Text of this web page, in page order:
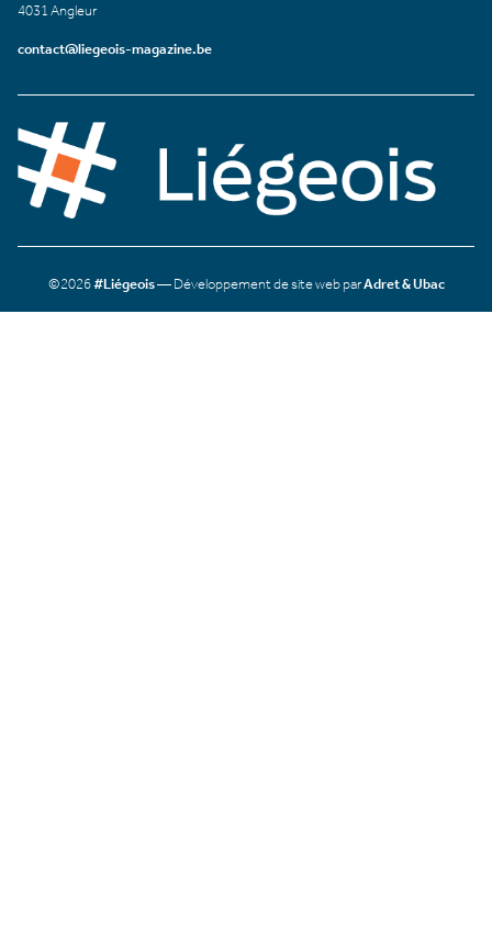
4031 Angleur
contact@liegeois-magazine.be
©2026#Liégeois— Développement de site web parAdret & Ubac